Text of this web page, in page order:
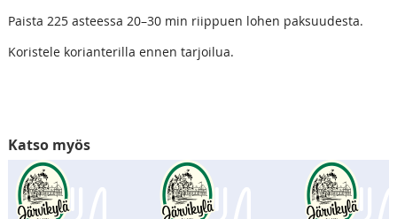
Paista 225 asteessa 20–30 min riippuen lohen paksuudesta.
Koristele korianterilla ennen tarjoilua.
Katso myös